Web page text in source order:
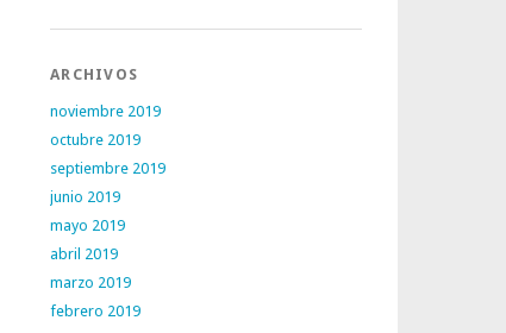
ARCHIVOS
noviembre 2019
octubre 2019
septiembre 2019
junio 2019
mayo 2019
abril 2019
marzo 2019
febrero 2019